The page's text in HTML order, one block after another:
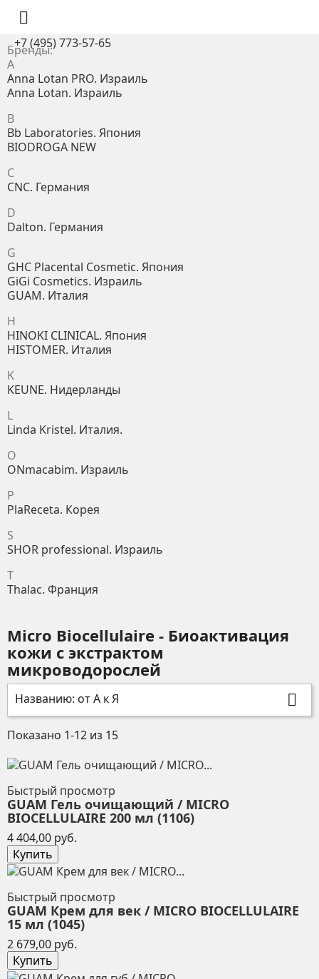

+7 (495) 773-57-65
Бренды:
A
Anna Lotan PRO. Израиль
Anna Lotan. Израиль
B
Bb Laboratories. Япония
BIODROGA NEW
C
CNC. Германия
D
Dalton. Германия
G
GHC Placental Cosmetic. Япония
GiGi Cosmetics. Израиль
GUAM. Италия
H
HINOKI CLINICAL. Япония
HISTOMER. Италия
K
KEUNE. Нидерланды
L
Linda Kristel. Италия.
O
ONmacabim. Израиль
P
PlaReceta. Корея
S
SHOR professional. Израиль
T
Thalac. Франция
Micro Biocellulaire - Биоактивация
кожи с экстрактом
микроводорослей
Названию: от А к Я 
Показано 1-12 из 15
Быстрый просмотр
GUAM Гель очищающий / MICRO
BIOCELLULAIRE 200 мл (1106)
4 404,00 руб.
Купить
Быстрый просмотр
GUAM Крем для век / MICRO BIOCELLULAIRE
15 мл (1045)
2 679,00 руб.
Купить